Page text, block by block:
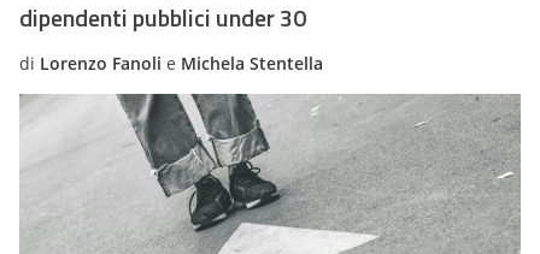
dipendenti pubblici under 30
di Lorenzo Fanoli e Michela Stentella